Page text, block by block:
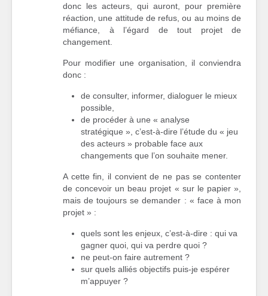
donc les acteurs, qui auront, pour première
réaction, une attitude de refus, ou au moins de
méfiance, à l’égard de tout projet de
changement.
Pour modifier une organisation, il conviendra
donc :
de consulter, informer, dialoguer le mieux
possible,
de procéder à une « analyse
stratégique », c’est-à-dire l’étude du « jeu
des acteurs » probable face aux
changements que l’on souhaite mener.
A cette fin, il convient de ne pas se contenter
de concevoir un beau projet « sur le papier »,
mais de toujours se demander : « face à mon
projet » :
quels sont les enjeux, c’est-à-dire : qui va
gagner quoi, qui va perdre quoi ?
ne peut-on faire autrement ?
sur quels alliés objectifs puis-je espérer
m’appuyer ?